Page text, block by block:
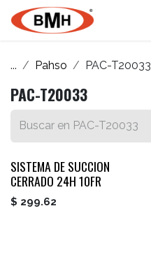
Ir al contenido
... Pahso PAC-T20033
PAC-T20033
SISTEMA DE SUCCION
CERRADO 24H 10FR
$ 299.62